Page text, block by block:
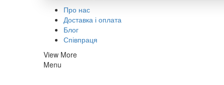
Про нас
Доставка і оплата
Блог
Співпраця
View More
Menu